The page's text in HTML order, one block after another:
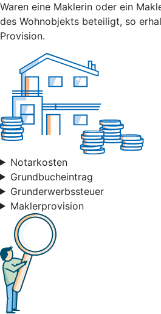
Waren eine Maklerin oder ein
des Wohnobjekts beteiligt, so
Provision.
Notarkosten
Grundbucheintrag
Grunderwerbssteuer
Maklerprovision